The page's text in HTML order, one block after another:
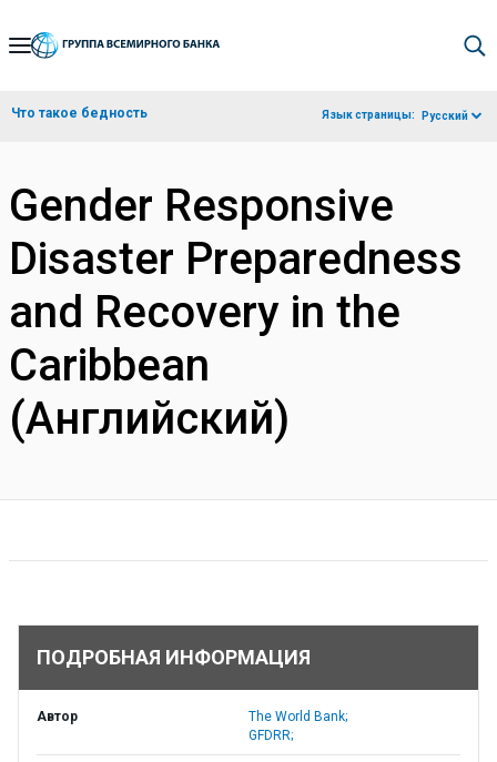
Skip
Navigation
Что такое бедность Язык страницы: Русский
Gender Responsive
Disaster Preparedness
and Recovery in the
Caribbean
(Английский)
ПОДРОБНАЯ ИНФОРМАЦИЯ
Автор
The World Bank;
GFDRR;